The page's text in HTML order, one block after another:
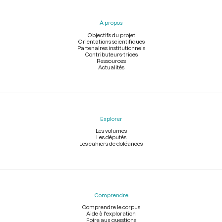
À propos
Objectifs du projet
Orientations scientifiques
Partenaires institutionnels
Contributeurs-trices
Ressources
Actualités
Explorer
Les volumes
Les députés
Les cahiers de doléances
Comprendre
Comprendre le corpus
Aide à l'exploration
Foire aux questions